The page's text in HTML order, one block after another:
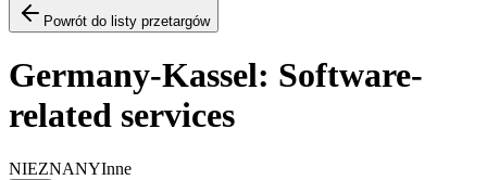
Powrót do listy przetargów
Germany-Kassel: Software-
related services
NIEZNANYInne